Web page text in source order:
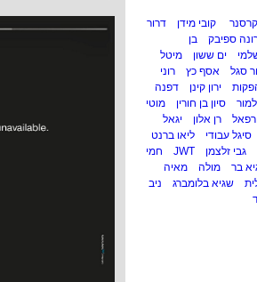
קובי מידן
דרור
ספיבק
בן
ים ששון
מיטל
סגל
אסף כץ
רוני
ירון קינן
דפנה
סיון בן חורין
מוטי
רפאל
רן אלון
יגאל
סיגל עבודי
ליאו ברנט
גבי זלצמן
JWT
חמי
בר
מולה
מאיה
שגיא בלומברג
ניב